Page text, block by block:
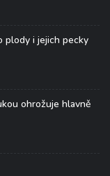
plody i jejich pecky
ohrožuje hlavně